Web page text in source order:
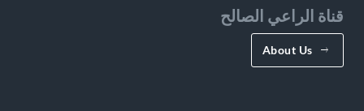
قناة الراعي الصالح
About Us